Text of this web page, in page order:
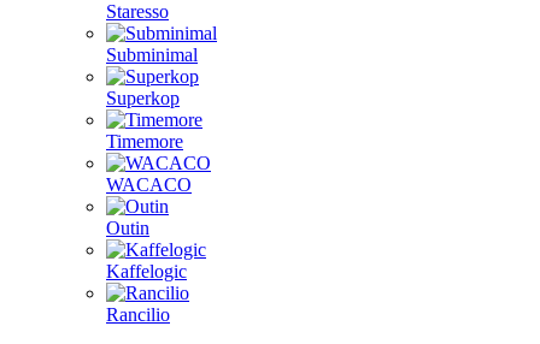
Staresso
Subminimal
Superkop
Timemore
WACACO
Outin
Kaffelogic
Rancilio